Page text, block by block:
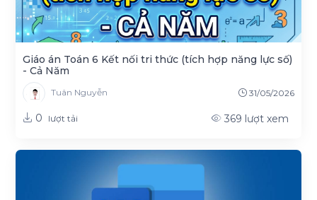
Giáo án Toán 6 Kết nối tri thức (tích hợp năng lực số)
- Cả Năm
Tuân Nguyễn 31/05/2026
0 lượt tải 369 lượt xem